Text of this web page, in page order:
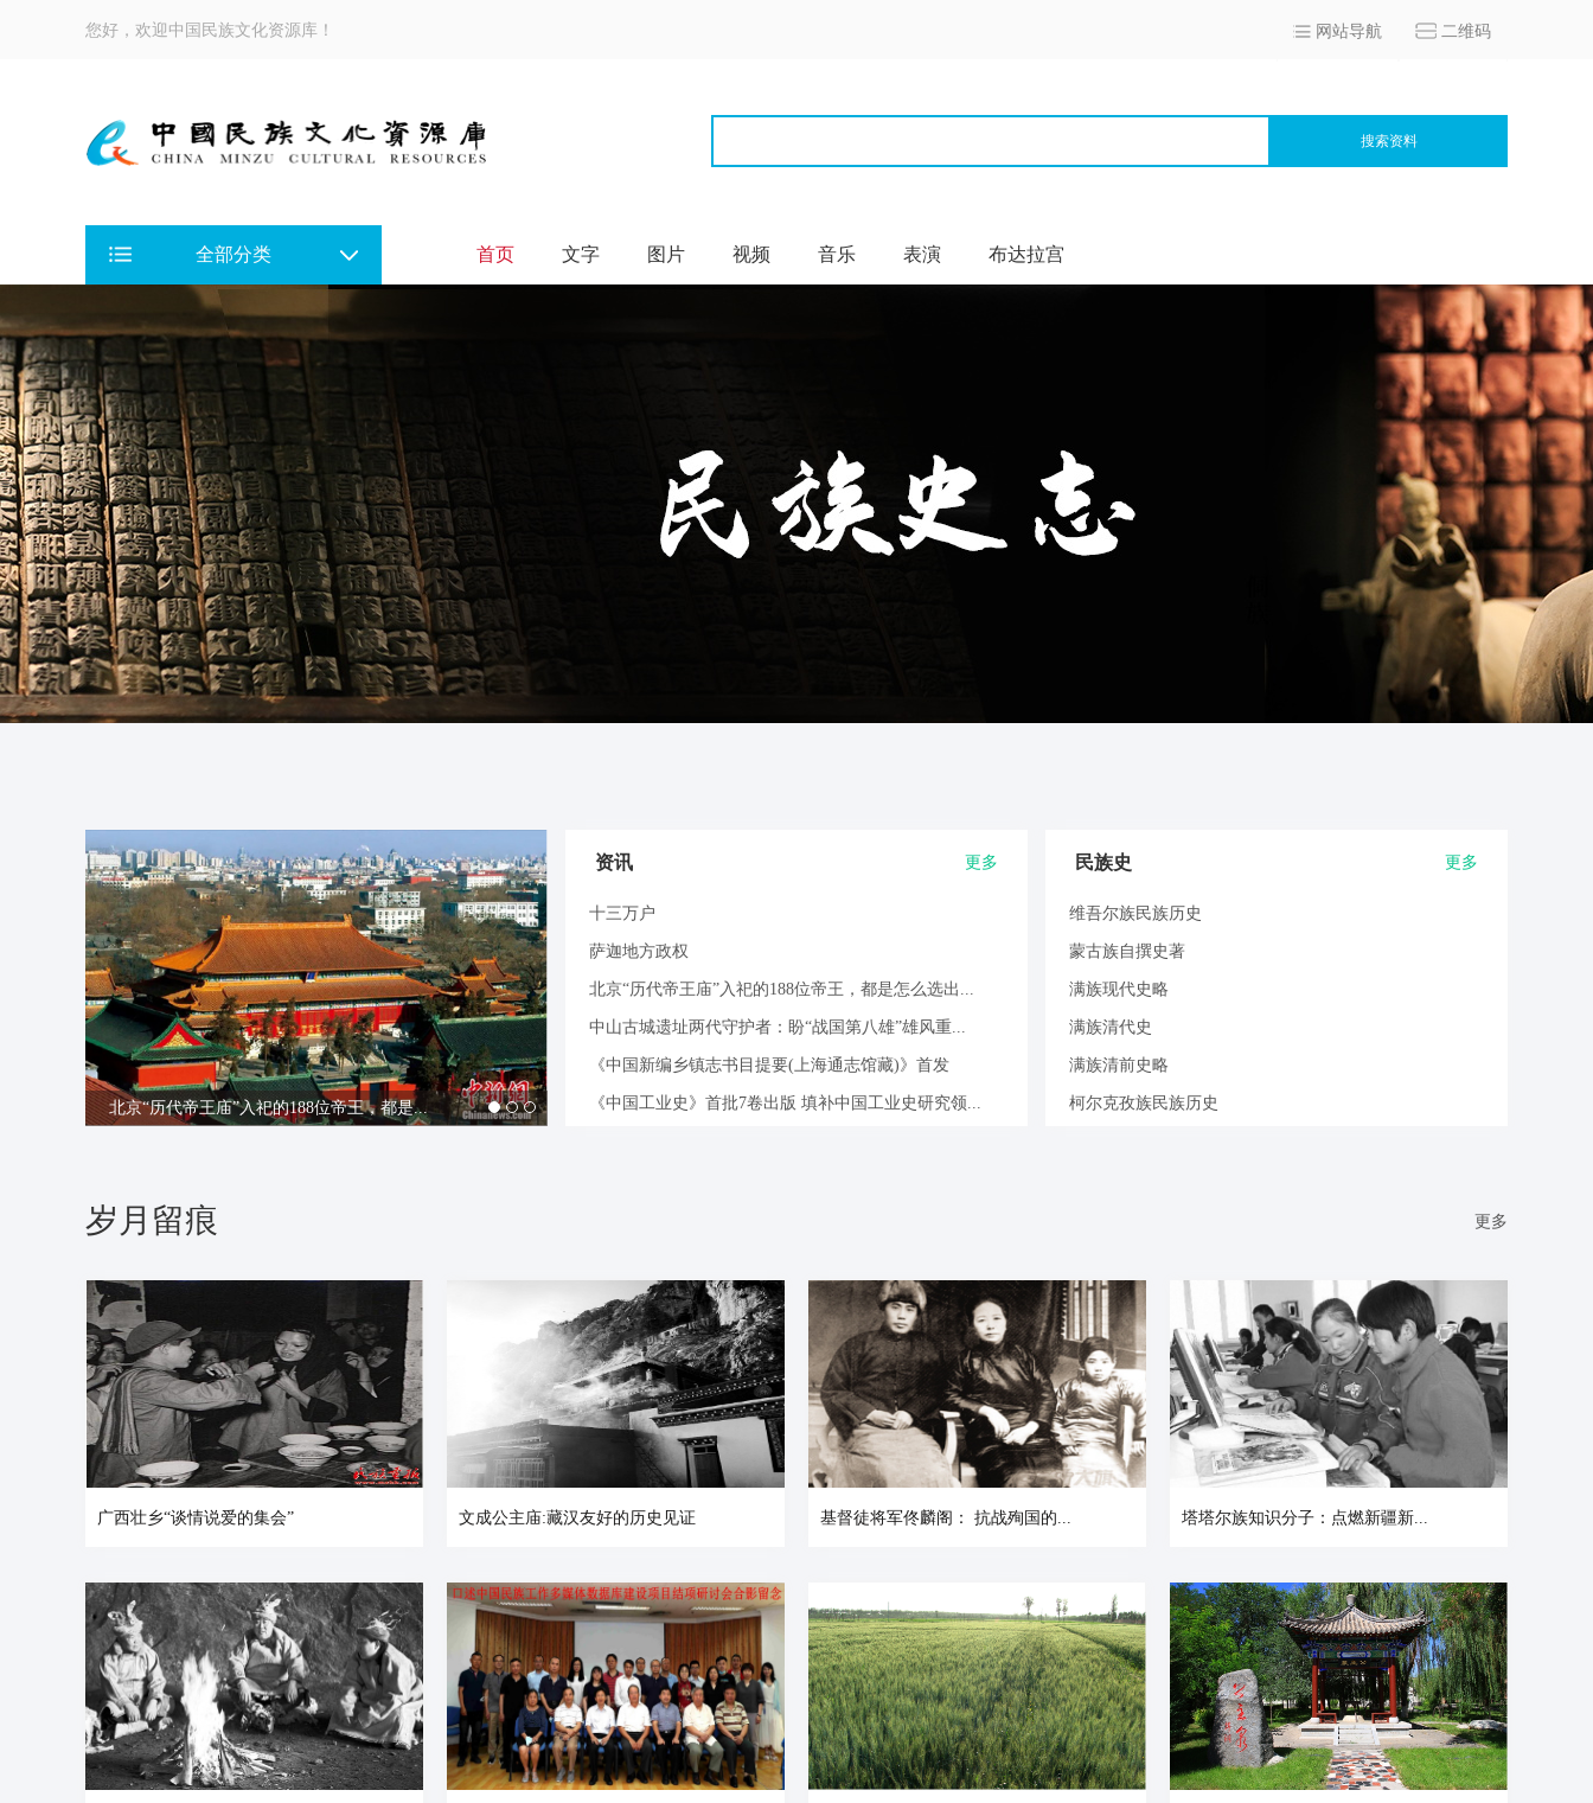
您好，欢迎中国民族文化资源库！ 网站导航 二维码
搜索资料
全部分类 首页 文字 图片 视频 音乐 表演 布达拉宫
北京“历代帝王庙”入祀的188位帝王，都是...
资讯 更多
十三万户
萨迦地方政权
北京“历代帝王庙”入祀的188位帝王，都是怎么选出...
中山古城遗址两代守护者：盼“战国第八雄”雄风重...
《中国新编乡镇志书目提要(上海通志馆藏)》首发
《中国工业史》首批7卷出版 填补中国工业史研究领...
民族史 更多
维吾尔族民族历史
蒙古族自撰史著
满族现代史略
满族清代史
满族清前史略
柯尔克孜族民族历史
岁月留痕 更多
广西壮乡“谈情说爱的集会” 文成公主庙:藏汉友好的历史见证 基督徒将军佟麟阁： 抗战殉国的... 塔塔尔族知识分子：点燃新疆新...